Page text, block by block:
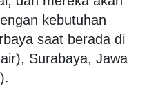
kebutuhan
saat berada di
Surabaya, Jawa